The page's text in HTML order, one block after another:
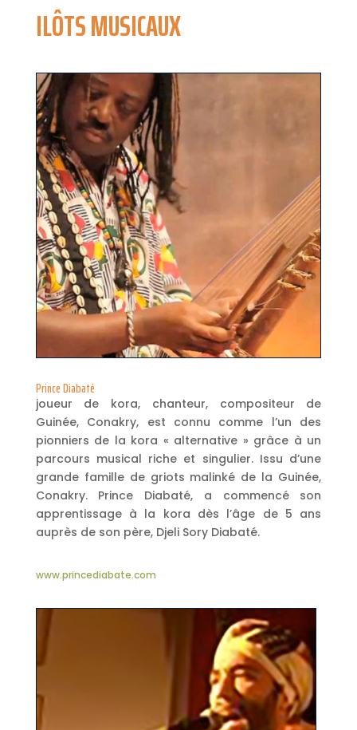
ILÔTS MUSICAUX
Prince Diabaté
joueur de kora, chanteur, compositeur de
Guinée, Conakry, est connu comme l’un des
pionniers de la kora « alternative » grâce à un
parcours musical riche et singulier. Issu d’une
grande famille de griots malinké de la Guinée,
Conakry. Prince Diabaté, a commencé son
apprentissage à la kora dès l’âge de 5 ans
auprès de son père, Djeli Sory Diabaté.
www.princediabate.com